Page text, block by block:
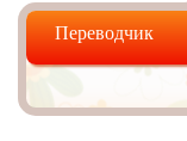
Переводчик